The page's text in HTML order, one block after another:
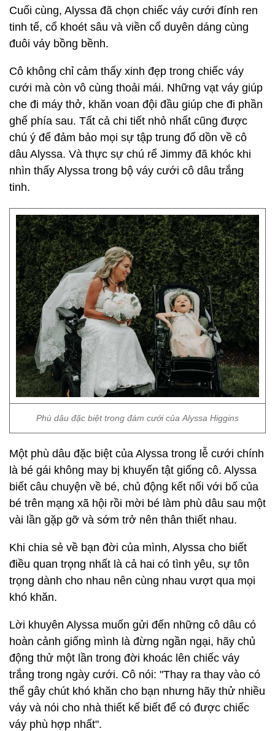
Cuối cùng, Alyssa đã chọn chiếc váy cưới đính ren
tinh tế, cổ khoét sâu và viền cổ duyên dáng cùng
đuôi váy bồng bềnh.
Cô không chỉ cảm thấy xinh đẹp trong chiếc váy
cưới mà còn vô cùng thoải mái. Những vạt váy giúp
che đi máy thở, khăn voan đội đầu giúp che đi phần
ghế phía sau. Tất cả chi tiết nhỏ nhất cũng được
chú ý để đảm bảo mọi sự tập trung đổ dồn về cô
dâu Alyssa. Và thực sự chú rể Jimmy đã khóc khi
nhìn thấy Alyssa trong bộ váy cưới cô dâu trắng
tinh.
Phù dâu đặc biệt trong đám cưới của Alyssa Higgins
Một phù dâu đặc biệt của Alyssa trong lễ cưới chính
là bé gái không may bị khuyến tật giống cô. Alyssa
biết câu chuyện về bé, chủ động kết nối với bố của
bé trên mạng xã hội rồi mời bé làm phù dâu sau một
vài lần gặp gỡ và sớm trở nên thân thiết nhau.
Khi chia sẻ về bạn đời của mình, Alyssa cho biết
điều quan trọng nhất là cả hai có tình yêu, sự tôn
trọng dành cho nhau nên cùng nhau vượt qua mọi
khó khăn.
Lời khuyên Alyssa muốn gửi đến những cô dâu có
hoàn cảnh giống mình là đừng ngần ngại, hãy chủ
động thử một lần trong đời khoác lên chiếc váy
trắng trong ngày cưới. Cô nói: "Thay ra thay vào có
thể gây chút khó khăn cho bạn nhưng hãy thử nhiều
váy và nói cho nhà thiết kế biết để có được chiếc
váy phù hợp nhất".